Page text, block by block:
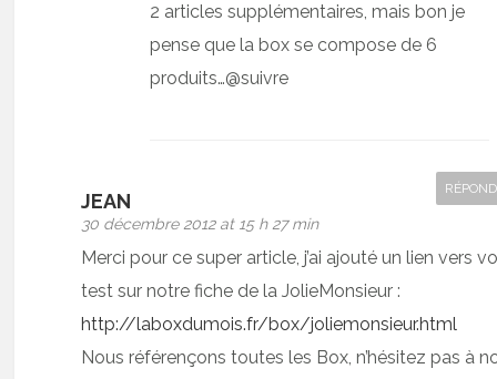
2 articles supplémentaires, mais bon je
pense que la box se compose de 6
produits…@suivre
JEAN
30 décembre 2012 at 15 h 27 min
Merci pour ce super article, j’ai ajouté un lien vers
test sur notre fiche de la JolieMonsieur :
http://laboxdumois.fr/box/joliemonsieur.html
Nous référençons toutes les Box, n’hésitez pas à